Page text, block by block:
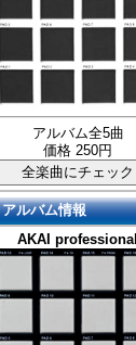
アルバム全5曲
価格 250円
アルバム情報
AKAI professional